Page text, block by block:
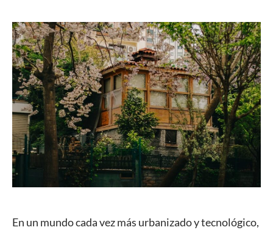
En un mundo cada vez más urbanizado y tecnológico,